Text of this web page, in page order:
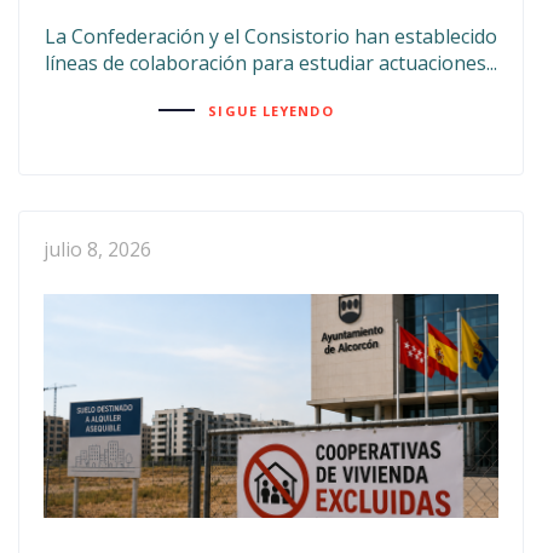
La Confederación y el Consistorio han establecido
líneas de colaboración para estudiar actuaciones...
SIGUE LEYENDO
julio 8, 2026